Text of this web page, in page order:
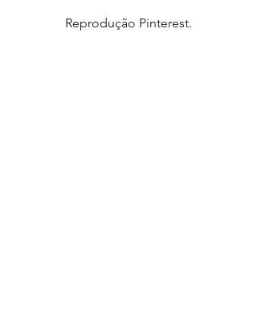
Reprodução Pinterest.